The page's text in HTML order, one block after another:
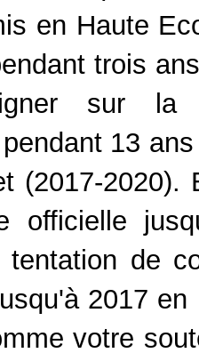
en Haute
trois
sur
13
(2017-
officielle
tentation de
2017
votre